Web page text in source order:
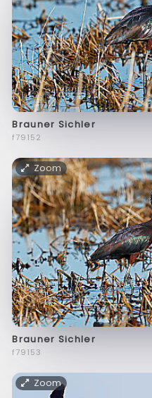
Brauner Sichler
f79152
Zoom
Brauner Sichler
f79153
Zoom